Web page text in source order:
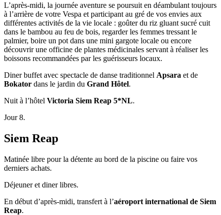
L’après-midi, la journée aventure se poursuit en déambulant toujours
à l’arrière de votre Vespa et participant au gré de vos envies aux
différentes activités de la vie locale : goûter du riz gluant sucré cuit
dans le bambou au feu de bois, regarder les femmes tressant le
palmier, boire un pot dans une mini gargote locale ou encore
découvrir une officine de plantes médicinales servant à réaliser les
boissons recommandées par les guérisseurs locaux.
Diner buffet avec spectacle de danse traditionnel Apsara et de
Bokator dans le jardin du Grand Hôtel.
Nuit à l’hôtel Victoria Siem Reap 5*NL.
Jour 8.
Siem Reap
Matinée libre pour la détente au bord de la piscine ou faire vos
derniers achats.
Déjeuner et diner libres.
En début d’après-midi, transfert à l’aéroport international de Siem
Reap.